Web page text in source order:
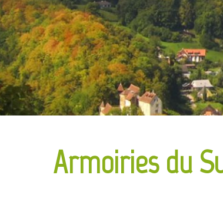
Armoiries du